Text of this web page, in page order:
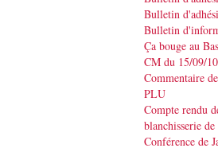
Bulletin
Bulletin
Ça bouge au
CM du 15/09/
Commentaire
PLU
Compte rendu
blanchisserie
Conférence de